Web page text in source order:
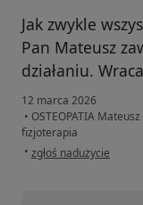
Jak zwykle
Pan Mateusz
działaniu.
12 marca 2026
• OSTEOPATIA
fizjoterapia
• w opinii użytkownika
zgłoś nadużycie